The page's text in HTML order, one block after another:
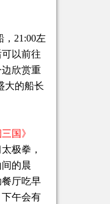
，21:00左
以前往
欣赏重
大的船长
国》
极拳，
的晨
厅吃早
午会有